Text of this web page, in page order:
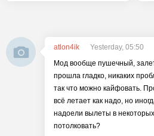
atlon4ik
Yesterday, 05:50
Мод вообще пушечный,
прошла гладко, никаких
так что можно кайфовать.
всё летает как надо, но
надоели вылеты в
потолковать?